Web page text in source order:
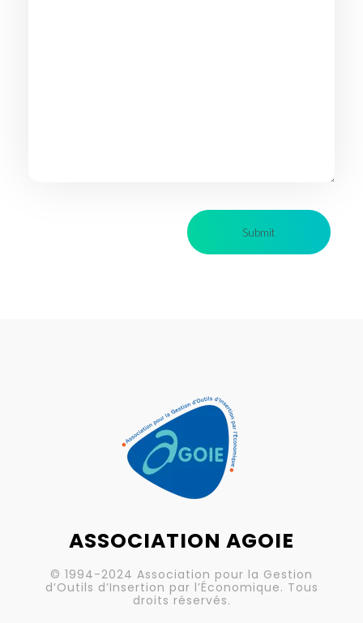
ASSOCIATION AGOIE
© 1994-2024 Association pour la Gestion
d’Outils d’Insertion par l’Économique. Tous
droits réservés.